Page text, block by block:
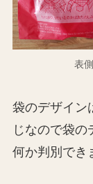
表側
袋のデザイン
じなので袋
何か判別でき